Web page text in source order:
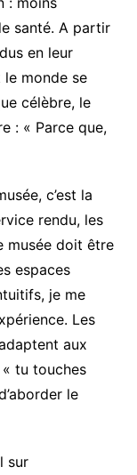
santé. A partir
en leur
monde se
célèbre, le
: « Parce que,
c’est la
rendu, les
musée doit être
espaces
je me
Les
aux
« tu touches
le
sur